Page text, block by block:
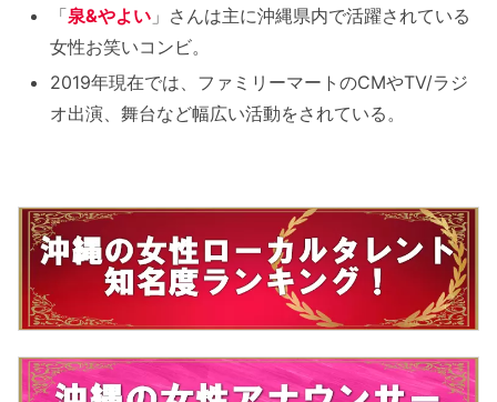
「泉&やよい 」さんは主に沖縄県内で活躍されている
女性お笑いコンビ。
2019年現在では、ファミリーマートのCMやTV/ラジ
オ出演、舞台など幅広い活動をされている。